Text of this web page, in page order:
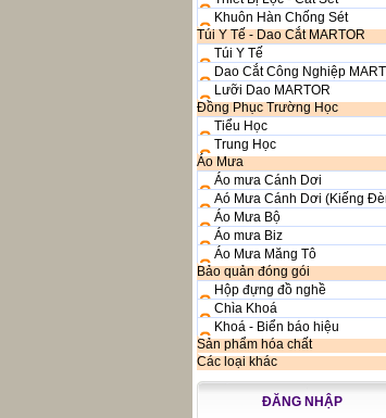
Khuôn Hàn Chống Sét
Túi Y Tế - Dao Cắt MARTOR
Túi Y Tế
Dao Cắt Công Nghiệp
Lưỡi Dao MARTOR
Đồng Phục Trường Học
Tiểu Học
Trung Học
Áo Mưa
Áo mưa Cánh Dơi
Aó Mưa Cánh Dơi (Kiếng
Áo Mưa Bộ
Áo mưa Biz
Áo Mưa Măng Tô
Bảo quản đóng gói
Hộp đựng đồ nghề
Chìa Khoá
Khoá - Biển báo hiệu
Sản phẩm hóa chất
Các loại khác
ĐĂNG NHẬP